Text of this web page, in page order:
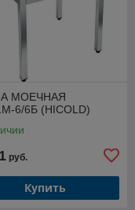
МОЕЧНАЯ
6/6Б (HICOLD)
руб.
Купить